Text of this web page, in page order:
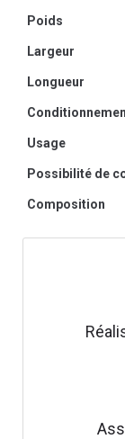
Poids
Largeur
Longueur
Usage
Possibilité de
Composition